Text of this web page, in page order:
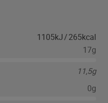
1105kJ/265kcal
17g
11,5g
0g